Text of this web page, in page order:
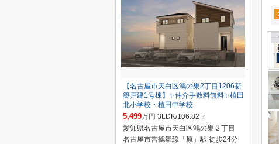
【名古屋市天白区鴻の巣2丁目1206新
築戸建1号棟】✨️仲介手数料無料✨️植田
北小学校・植田中学校
5,499万円 3LDK/106.82㎡
愛知県名古屋市天白区鴻の巣２丁目
名古屋市営鶴舞線「原」駅 徒歩24分